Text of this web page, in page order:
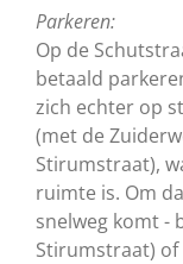
Parkeren:
Op de
betaald
zich echter op
(met de
Stirumstraat),
ruimte is. Om
snelweg komt -
Stirumstraat) of